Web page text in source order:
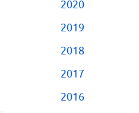
2020
2019
2018
2017
2016